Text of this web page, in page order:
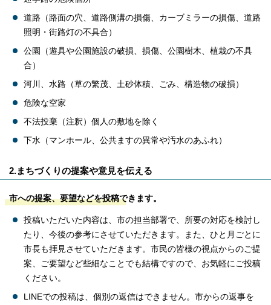
道路（路面の穴、道路側溝の損傷、カーブミラーの損傷、道路
照明・街路灯の不具合）
公園（遊具や公園施設の破損、損傷、公園樹木、植栽の不具
合）
河川、水路（草の繁茂、土砂体積、ごみ、構造物の破損）
危険な空家
不法投棄（注釈）個人の敷地を除く
下水（マンホール、公共ますの異常や汚水のあふれ）
2.まちづくりの提案や意見を伝える
市への提案、要望などを投稿できます。
投稿いただいた内容は、市の担当部署で、所要の対応を検討し
たり、今後の参考にさせていただきます。また、ひと月ごとに
市長も拝見させていただきます。市民の皆様の視点からのご提
案、ご要望など些細なことでも結構ですので、お気軽にご投稿
ください。
LINEでの投稿は、個別の返信はできません。市からの返事を